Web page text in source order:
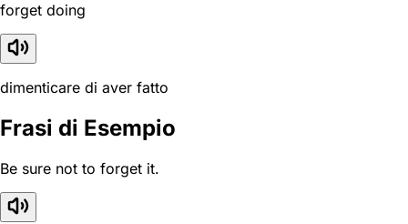
forget doing
dimenticare di aver fatto
Frasi di Esempio
Be sure not to forget it.